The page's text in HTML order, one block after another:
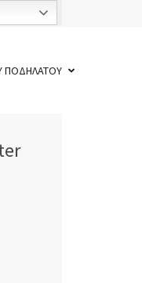
ΠΟΔΗΛΑΤΟΥ